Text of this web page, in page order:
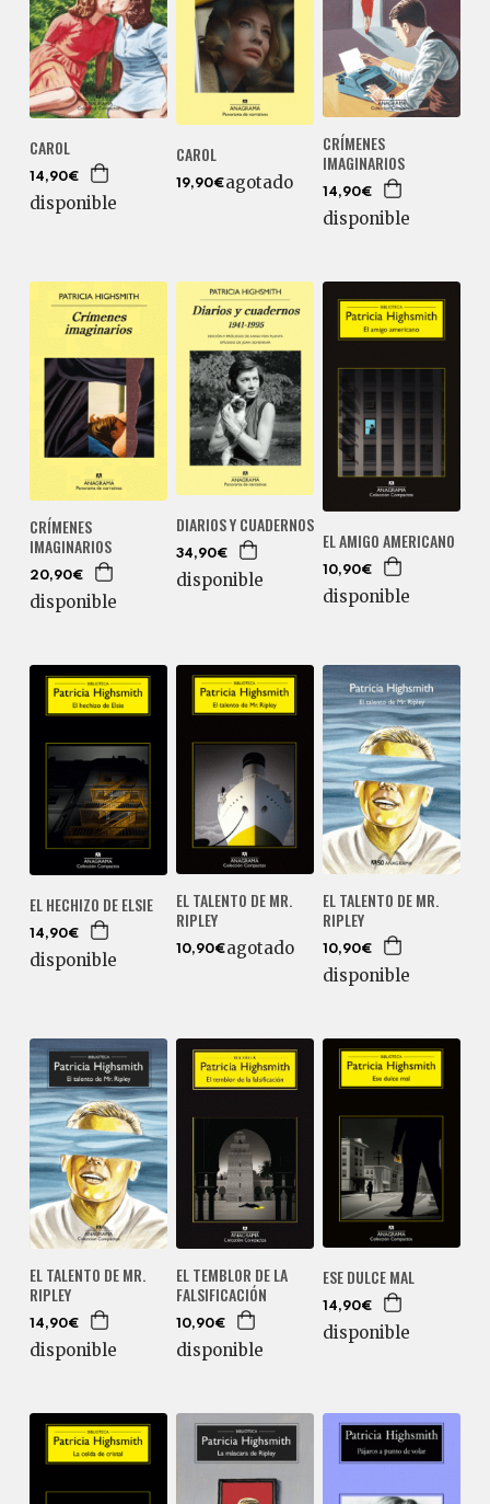
CAROL
14,90€
disponible
CAROL
19,90€agotado
CRÍMENES
IMAGINARIOS
14,90€
disponible
CRÍMENES
IMAGINARIOS
20,90€
disponible
DIARIOS Y CUADERNOS
34,90€
disponible
EL AMIGO AMERICANO
10,90€
disponible
EL HECHIZO DE ELSIE
14,90€
disponible
EL TALENTO DE MR.
RIPLEY
10,90€agotado
EL TALENTO DE MR.
RIPLEY
10,90€
disponible
EL TALENTO DE MR.
RIPLEY
14,90€
disponible
EL TEMBLOR DE LA
FALSIFICACIÓN
10,90€
disponible
ESE DULCE MAL
14,90€
disponible